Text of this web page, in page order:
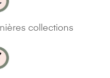
collections